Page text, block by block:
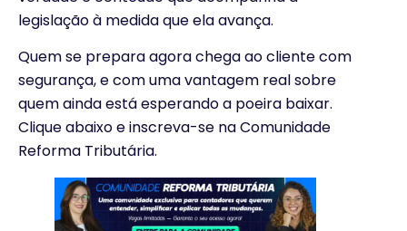
legislação à medida que ela avança.
Quem se prepara agora chega ao cliente com
segurança, e com uma vantagem real sobre
quem ainda está esperando a poeira baixar.
Clique abaixo e inscreva-se na Comunidade
Reforma Tributária.